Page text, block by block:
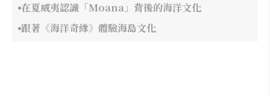
在夏威夷認識「Moana」背後的海洋文化
跟著《海洋奇緣》體驗海島文化